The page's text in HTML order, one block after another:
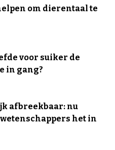
om dierentaal te
voor suiker de
in gang?
afbreekbaar: nu
het in